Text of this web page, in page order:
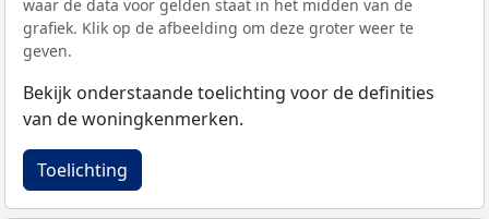
waar de data voor gelden staat in het midden van de
grafiek. Klik op de afbeelding om deze groter weer te
geven.
Bekijk onderstaande toelichting voor de definities
van de woningkenmerken.
Toelichting